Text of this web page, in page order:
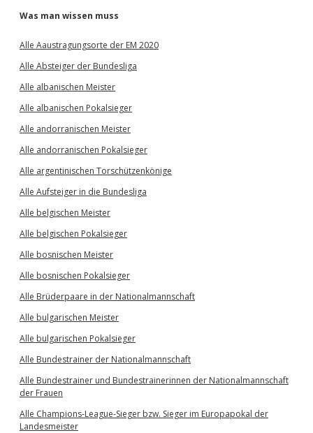
Was man wissen muss
Alle Aaustragungsorte der EM 2020
Alle Absteiger der Bundesliga
Alle albanischen Meister
Alle albanischen Pokalsieger
Alle andorranischen Meister
Alle andorranischen Pokalsieger
Alle argentinischen Torschützenkönige
Alle Aufsteiger in die Bundesliga
Alle belgischen Meister
Alle belgischen Pokalsieger
Alle bosnischen Meister
Alle bosnischen Pokalsieger
Alle Brüderpaare in der Nationalmannschaft
Alle bulgarischen Meister
Alle bulgarischen Pokalsieger
Alle Bundestrainer der Nationalmannschaft
Alle Bundestrainer und Bundestrainerinnen der Nationalmannschaft
der Frauen
Alle Champions-League-Sieger bzw. Sieger im Europapokal der
Landesmeister